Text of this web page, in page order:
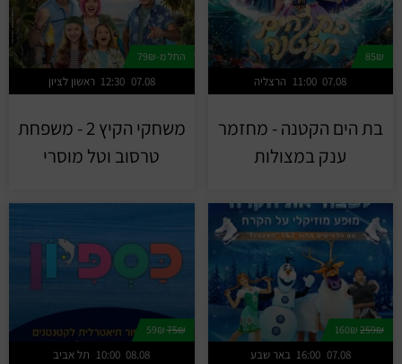
85₪
הרצליה 11:00 07.08
בת הים הקטנה - מחזמר
ענק במצולות
החל מ-79₪
ראשון לציון 12:30 07.08
משחקי הקיץ 2 - משפחת
טרסוב וטל מוסרי
259₪
באר שבע 16:00 07.08
75₪
59₪
תל אביב 10:00 08.08